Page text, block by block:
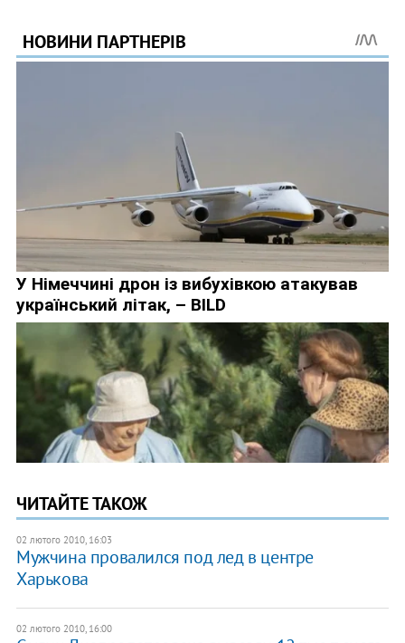
ЧИТАЙТЕ ТАКОЖ
02 лютого 2010, 16:03
Мужчина провалился под лед в центре
Харькова
02 лютого 2010, 16:00